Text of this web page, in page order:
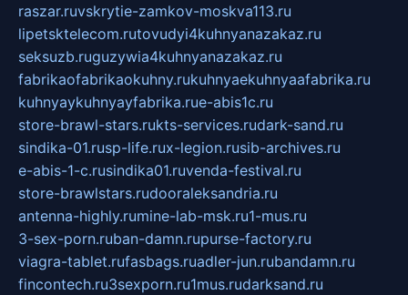
raszar.ruvskrytie-zamkov-moskva113.ru
lipetsktelecom.rutovudyi4kuhnyanazakaz.ru
seksuzb.ruguzywia4kuhnyanazakaz.ru
fabrikaofabrikaokuhny.rukuhnyaekuhnyaafabrika.ru
kuhnyaykuhnyayfabrika.rue-abis1c.ru
store-brawl-stars.rukts-services.rudark-sand.ru
sindika-01.rusp-life.rux-legion.rusib-archives.ru
e-abis-1-c.rusindika01.ruvenda-festival.ru
store-brawlstars.rudooraleksandria.ru
antenna-highly.rumine-lab-msk.ru1-mus.ru
3-sex-porn.ruban-damn.rupurse-factory.ru
viagra-tablet.rufasbags.ruadler-jun.rubandamn.ru
fincontech.ru3sexporn.ru1mus.rudarksand.ru